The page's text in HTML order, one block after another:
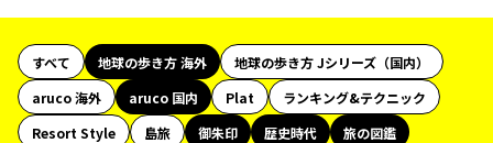
すべて 地球の歩き方 海外
地球の歩き方 Jシリーズ（国内）
aruco 海外
aruco 国内 Plat
ランキング&テクニック
Resort Style
島旅 御朱印 歴史時代
旅の図鑑